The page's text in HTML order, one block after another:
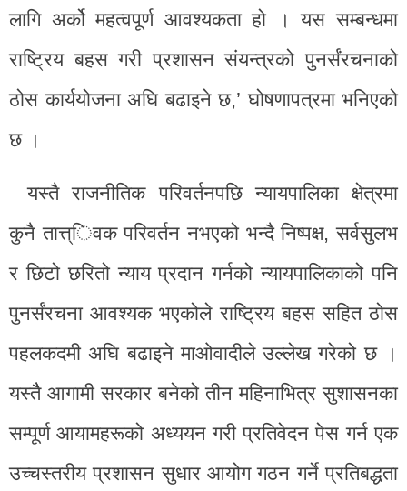
लागि अर्को महत्वपूर्ण आवश्यकता हो । यस सम्बन्धमा
राष्ट्रिय बहस गरी प्रशासन संयन्त्रको पुनर्संरचनाको
ठोस कार्ययोजना अघि बढाइने छ,’ घोषणापत्रमा भनिएको
छ ।
यस्तै राजनीतिक परिवर्तनपछि न्यायपालिका क्षेत्रमा
कुनै तात्त्िवक परिवर्तन नभएको भन्दै निष्पक्ष, सर्वसुलभ
र छिटो छरितो न्याय प्रदान गर्नको न्यायपालिकाको पनि
पुनर्संरचना आवश्यक भएकोले राष्ट्रिय बहस सहित ठोस
पहलकदमी अघि बढाइने माओवादीले उल्लेख गरेको छ ।
यस्तैै आगामी सरकार बनेको तीन महिनाभित्र सुशासनका
सम्पूर्ण आयामहरूको अध्ययन गरी प्रतिवेदन पेस गर्न एक
उच्चस्तरीय प्रशासन सुधार आयोग गठन गर्ने प्रतिबद्धता